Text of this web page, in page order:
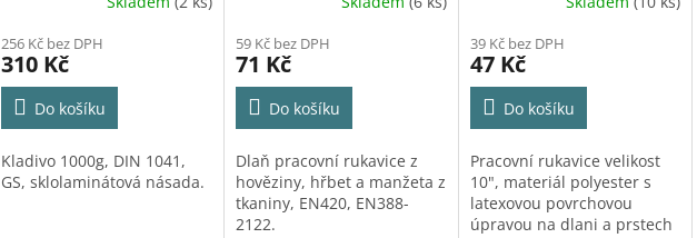
256 Kč bez DPH
310 Kč
Do košíku
Kladivo 1000g, DIN 1041,
GS, sklolaminátová násada.
59 Kč bez DPH
71 Kč
Do košíku
Dlaň pracovní rukavice z
hověziny, hřbet a manžeta z
tkaniny, EN420, EN388-
2122.
39 Kč bez DPH
47 Kč
Do košíku
Pracovní rukavice velikost
10", materiál polyester s
latexovou povrchovou
úpravou na dlani a prstech